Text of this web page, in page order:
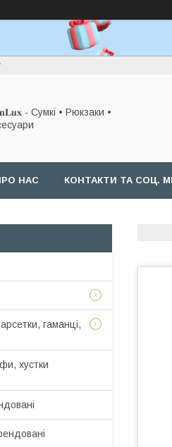
- Сумкі • Рюкзаки •
НАС КОНТАКТИ ТА СОЦ.
гаманці,
хустки